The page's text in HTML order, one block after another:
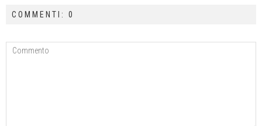
COMMENTI: 0